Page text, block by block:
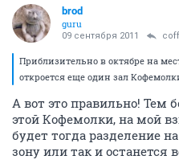
brod
guru
09 сентября 2011
Приблизительно в октябре на
откроется еще один зал
А вот это правильно! Тем
этой Кофемолки, на мой
будет тогда разделение
зону или так и останется